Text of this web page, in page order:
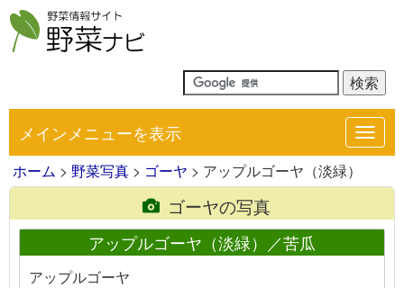
メインメニューを表示
ホーム > 野菜写真 > ゴーヤ > アップルゴーヤ（淡緑）
ゴーヤの写真
アップルゴーヤ（淡緑）／苦瓜
アップルゴーヤ